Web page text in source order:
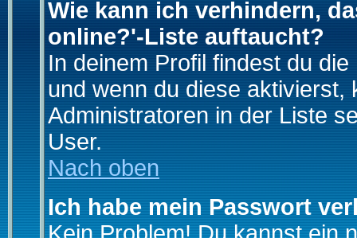
Wie kann ich verhindern,
online?'-Liste auftaucht?
In deinem Profil findest du
und wenn du diese aktivierst,
Administratoren in der Liste
User.
Nach oben
Ich habe mein Passwort